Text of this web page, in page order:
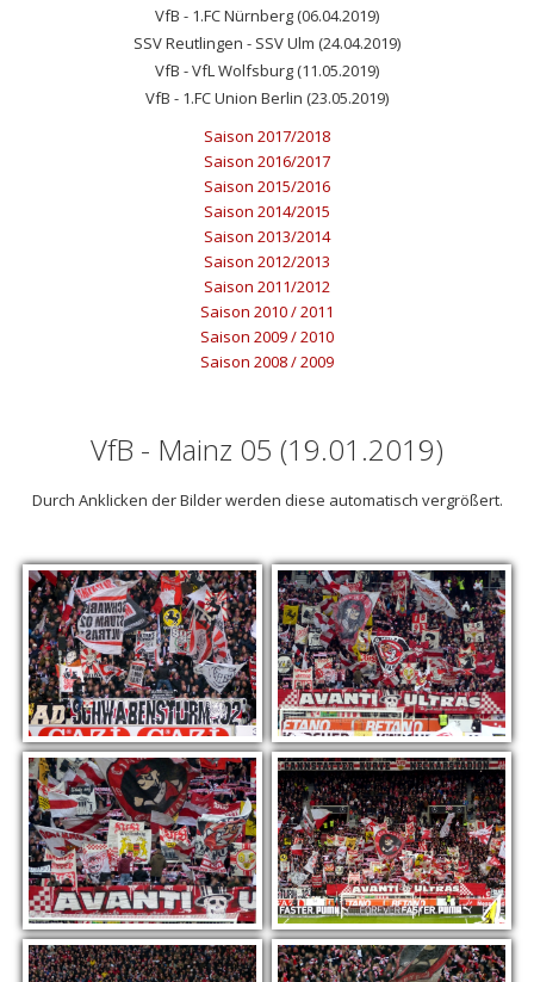
VfB - 1.FC Nürnberg (06.04.2019)
SSV Reutlingen - SSV Ulm (24.04.2019)
VfB - VfL Wolfsburg (11.05.2019)
VfB - 1.FC Union Berlin (23.05.2019)
Saison 2017/2018
Saison 2016/2017
Saison 2015/2016
Saison 2014/2015
Saison 2013/2014
Saison 2012/2013
Saison 2011/2012
Saison 2010 / 2011
Saison 2009 / 2010
Saison 2008 / 2009
VfB - Mainz 05 (19.01.2019)
Durch Anklicken der Bilder werden diese automatisch vergrößert.